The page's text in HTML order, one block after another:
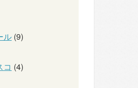
ル (9)
コ (4)